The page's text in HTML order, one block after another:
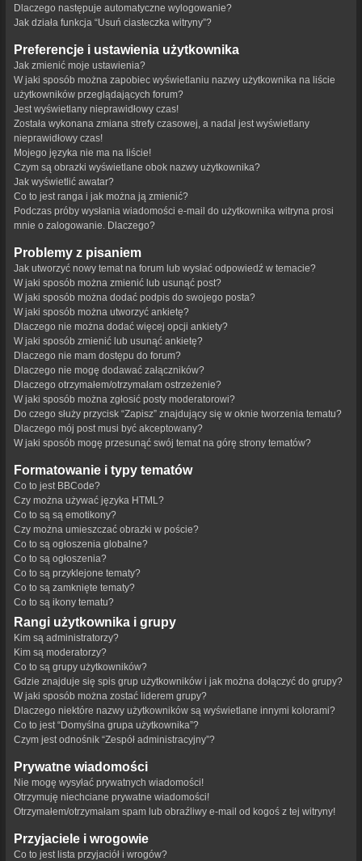
Dlaczego następuje automatyczne wylogowanie?
Jak działa funkcja “Usuń ciasteczka witryny”?
Preferencje i ustawienia użytkownika
Jak zmienić moje ustawienia?
W jaki sposób można zapobiec wyświetlaniu nazwy użytkownika na liście
użytkowników przeglądających forum?
Jest wyświetlany nieprawidłowy czas!
Została wykonana zmiana strefy czasowej, a nadal jest wyświetlany
nieprawidłowy czas!
Mojego języka nie ma na liście!
Czym są obrazki wyświetlane obok nazwy użytkownika?
Jak wyświetlić awatar?
Co to jest ranga i jak można ją zmienić?
Podczas próby wysłania wiadomości e-mail do użytkownika witryna prosi
mnie o zalogowanie. Dlaczego?
Problemy z pisaniem
Jak utworzyć nowy temat na forum lub wysłać odpowiedź w temacie?
W jaki sposób można zmienić lub usunąć post?
W jaki sposób można dodać podpis do swojego posta?
W jaki sposób można utworzyć ankietę?
Dlaczego nie można dodać więcej opcji ankiety?
W jaki sposób zmienić lub usunąć ankietę?
Dlaczego nie mam dostępu do forum?
Dlaczego nie mogę dodawać załączników?
Dlaczego otrzymałem/otrzymałam ostrzeżenie?
W jaki sposób można zgłosić posty moderatorowi?
Do czego służy przycisk “Zapisz” znajdujący się w oknie tworzenia tematu?
Dlaczego mój post musi być akceptowany?
W jaki sposób mogę przesunąć swój temat na górę strony tematów?
Formatowanie i typy tematów
Co to jest BBCode?
Czy można używać języka HTML?
Co to są są emotikony?
Czy można umieszczać obrazki w poście?
Co to są ogłoszenia globalne?
Co to są ogłoszenia?
Co to są przyklejone tematy?
Co to są zamknięte tematy?
Co to są ikony tematu?
Rangi użytkownika i grupy
Kim są administratorzy?
Kim są moderatorzy?
Co to są grupy użytkowników?
Gdzie znajduje się spis grup użytkowników i jak można dołączyć do grupy?
W jaki sposób można zostać liderem grupy?
Dlaczego niektóre nazwy użytkowników są wyświetlane innymi kolorami?
Co to jest “Domyślna grupa użytkownika”?
Czym jest odnośnik “Zespół administracyjny”?
Prywatne wiadomości
Nie mogę wysyłać prywatnych wiadomości!
Otrzymuję niechciane prywatne wiadomości!
Otrzymałem/otrzymałam spam lub obraźliwy e-mail od kogoś z tej witryny!
Przyjaciele i wrogowie
Co to jest lista przyjaciół i wrogów?